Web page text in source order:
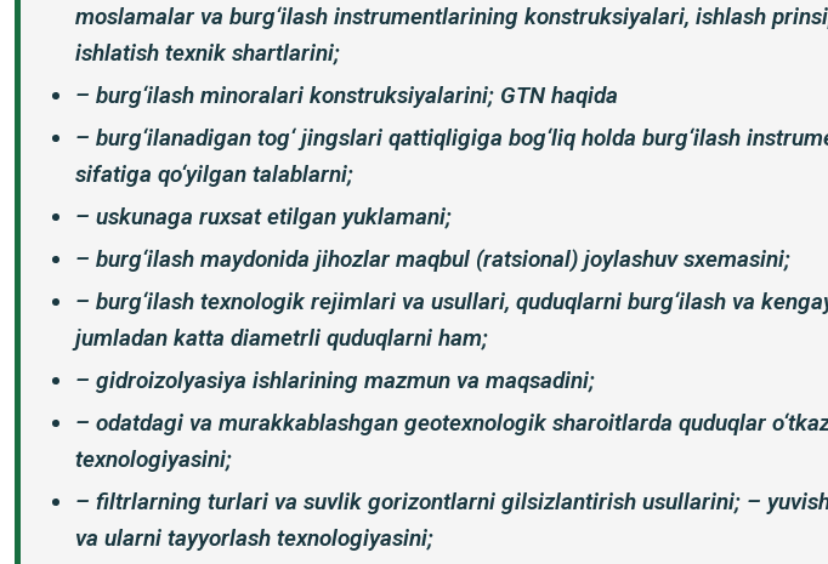
moslamalar va burg‘ilash instrumentlarining konstruksiyalari, ishlash
ishlatish texnik shartlarini;
– burg‘ilash minoralari konstruksiyalarini; GTN haqida
– burg‘ilanadigan tog‘ jingslari qattiqligiga bog‘liq holda burg‘ilash
sifatiga qo‘yilgan talablarni;
– uskunaga ruxsat etilgan yuklamani;
– burg‘ilash maydonida jihozlar maqbul (ratsional) joylashuv sxemasini;
– burg‘ilash texnologik rejimlari va usullari, quduqlarni burg‘ilash va
jumladan katta diametrli quduqlarni ham;
– gidroizolyasiya ishlarining mazmun va maqsadini;
– odatdagi va murakkablashgan geotexnologik sharoitlarda quduqlar
texnologiyasini;
– filtrlarning turlari va suvlik gorizontlarni gilsizlantirish usullarini; –
va ularni tayyorlash texnologiyasini;